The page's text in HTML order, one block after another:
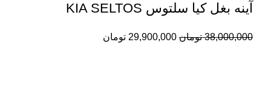
آینه بغل کیا سلتوس KIA SELTOS
38,000,000 تومان 29,900,000 تومان